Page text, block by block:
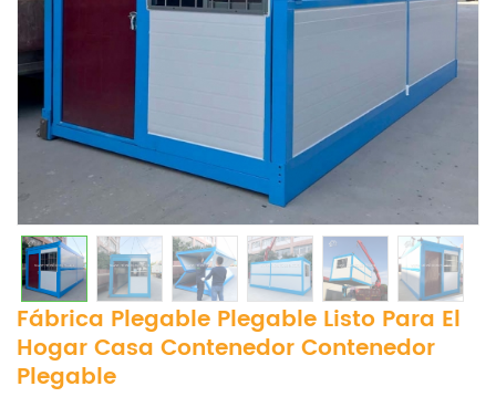
Fábrica Plegable Plegable Listo Para El
Hogar Casa Contenedor Contenedor
Plegable